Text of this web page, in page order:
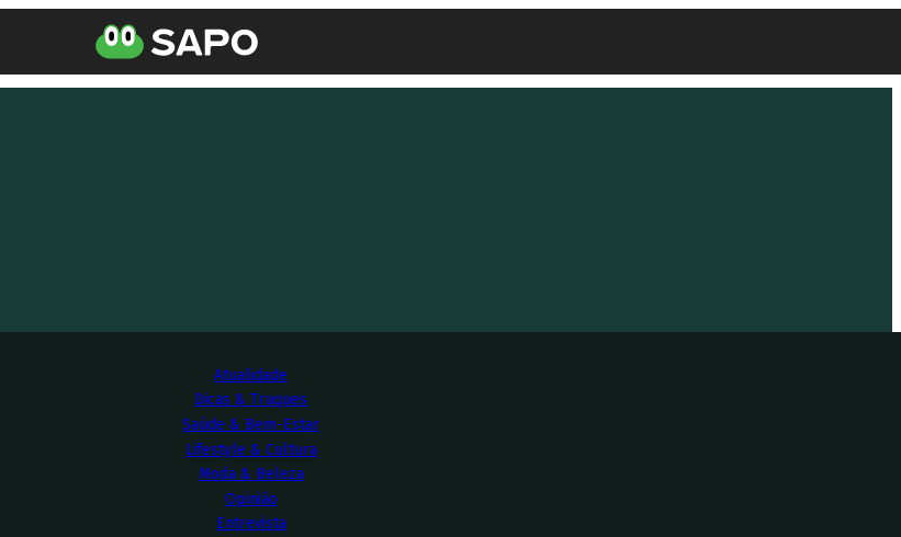
Atualidade
Dicas & Truques
Saúde & Bem-Estar
Lifestyle & Cultura
Moda & Beleza
Opinião
Entrevista